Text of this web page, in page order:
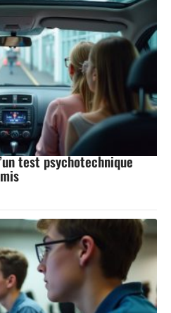
test psychotechnique